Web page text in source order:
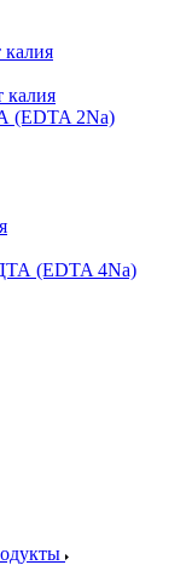
калия
(EDTA 2Na)
(EDTA 4Na)